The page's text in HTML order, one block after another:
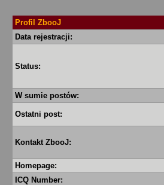
Profil ZbooJ
Data rejestracji:
Status:
W sumie postów:
Ostatni post:
Kontakt ZbooJ:
Homepage:
ICQ Number: